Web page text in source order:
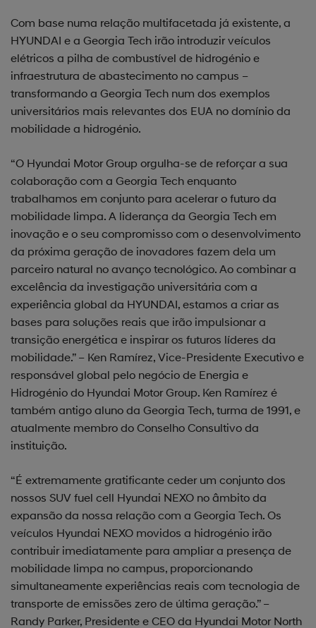
Com base numa relação multifacetada já existente, a
HYUNDAI e a Georgia Tech irão introduzir veículos
elétricos a pilha de combustível de hidrogénio e
infraestrutura de abastecimento no campus –
transformando a Georgia Tech num dos exemplos
universitários mais relevantes dos EUA no domínio da
mobilidade a hidrogénio.
“O Hyundai Motor Group orgulha-se de reforçar a sua
colaboração com a Georgia Tech enquanto
trabalhamos em conjunto para acelerar o futuro da
mobilidade limpa. A liderança da Georgia Tech em
inovação e o seu compromisso com o desenvolvimento
da próxima geração de inovadores fazem dela um
parceiro natural no avanço tecnológico. Ao combinar a
excelência da investigação universitária com a
experiência global da HYUNDAI, estamos a criar as
bases para soluções reais que irão impulsionar a
transição energética e inspirar os futuros líderes da
mobilidade.” – Ken Ramírez, Vice-Presidente Executivo e
responsável global pelo negócio de Energia e
Hidrogénio do Hyundai Motor Group. Ken Ramírez é
também antigo aluno da Georgia Tech, turma de 1991, e
atualmente membro do Conselho Consultivo da
instituição.
“É extremamente gratificante ceder um conjunto dos
nossos SUV fuel cell Hyundai NEXO no âmbito da
expansão da nossa relação com a Georgia Tech. Os
veículos Hyundai NEXO movidos a hidrogénio irão
contribuir imediatamente para ampliar a presença de
mobilidade limpa no campus, proporcionando
simultaneamente experiências reais com tecnologia de
transporte de emissões zero de última geração.” –
Randy Parker, Presidente e CEO da Hyundai Motor North